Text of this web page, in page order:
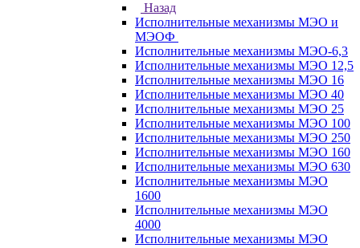
Назад
Исполнительные механизмы МЭО и
МЭОФ
Исполнительные механизмы МЭО-6,3
Исполнительные механизмы МЭО 12,5
Исполнительные механизмы МЭО 16
Исполнительные механизмы МЭО 40
Исполнительные механизмы МЭО 25
Исполнительные механизмы МЭО 100
Исполнительные механизмы МЭО 250
Исполнительные механизмы МЭО 160
Исполнительные механизмы МЭО 630
Исполнительные механизмы МЭО
1600
Исполнительные механизмы МЭО
4000
Исполнительные механизмы МЭО